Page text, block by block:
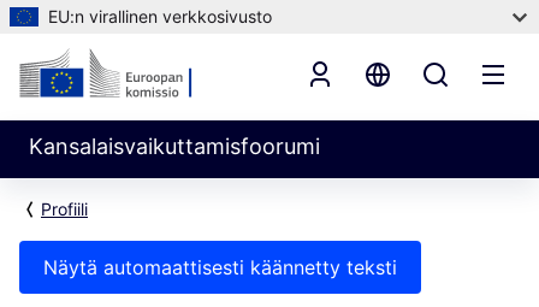
EU:n virallinen verkkosivusto
Kansalaisvaikuttamisfoorumi
Profiili
Näytä automaattisesti käännetty teksti